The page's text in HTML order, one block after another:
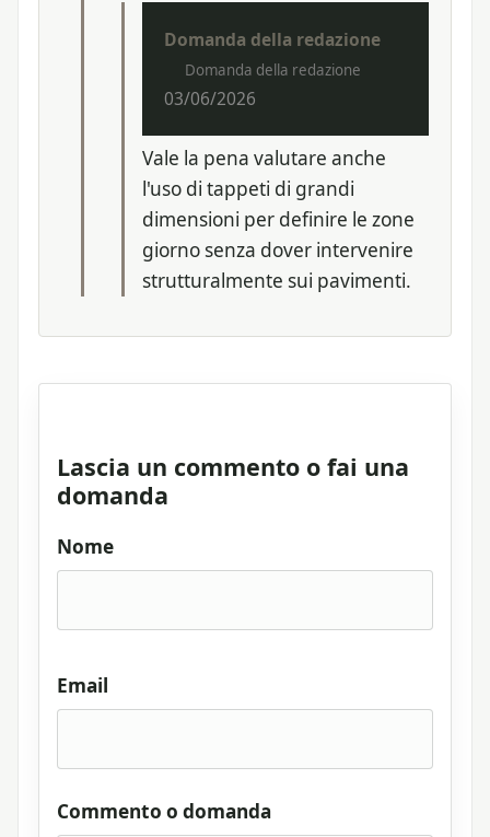
Domanda della redazione
Domanda della redazione
03/06/2026
Vale la pena valutare anche
l'uso di tappeti di grandi
dimensioni per definire le zone
giorno senza dover intervenire
strutturalmente sui pavimenti.
Lascia un commento o fai una
domanda
Nome
Email
Commento o domanda